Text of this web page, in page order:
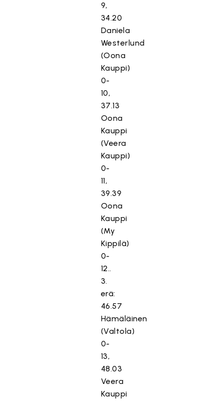
9,
34.20
Daniela
Westerlund
(Oona
Kauppi)
0-
10,
37.13
Oona
Kauppi
(Veera
Kauppi)
0-
11,
39.39
Oona
Kauppi
(My
Kippilä)
0-
12..
3.
erä:
46.57
Hämäläinen
(Valtola)
0-
13,
48.03
Veera
Kauppi